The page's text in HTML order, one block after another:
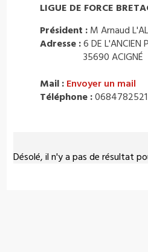
Désolé, il n'y a pas de résultat
LIGUE DE FORCE
Président : M Arnaud
Adresse :6 DE L'ANCIEN
35690 ACIGNÉ
Mail : Envoyer un mail
Téléphone :0684782521